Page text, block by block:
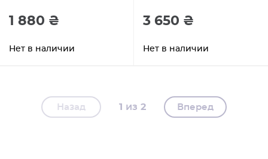
1 880 ₴
Нет в наличии
3 650 ₴
Нет в наличии
Назад 1 2 Вперед